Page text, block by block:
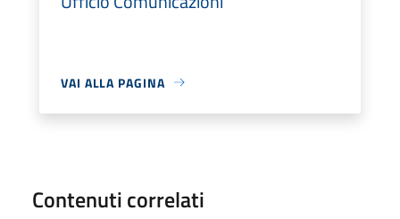
VAI ALLA PAGINA
Contenuti correlati